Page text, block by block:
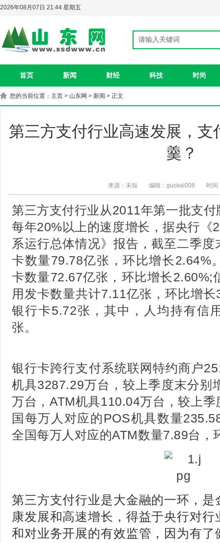
2026年08月07日 21:44 星期五
首页 新闻 财经 科技 时尚
您的当前位置： 主页 > 山东网 > 新闻 > 正文
第三方支付行业高速发展，支
羹？
来源：未知 编辑：guokai008 时间
第三方支付行业从2011年第一批支
每年20%以上的速度增长，据央行《
系运行总体情况》报告，截至二季
卡数量79.78亿张，环比增长2.64%
卡数量72.67亿张，环比增长2.60%;
用发卡数量共计7.11亿张，环比增
银行卡5.72张，其中，人均持有信
张。
银行卡跨行支付系统联网特约商户
机具3287.29万台，较上季度末分别
万台，ATM机具110.04万台，较上
国每万人对应的POS机具数量
全国每万人对应的ATM数量7.89台，
第三方支付行业是大金融的一环，
康发展和高速增长，得益于央行对
和对业务开展的有效监管，因为有